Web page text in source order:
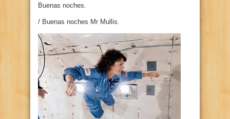
Buenas noches.
/ Buenas noches Mr Mullis.